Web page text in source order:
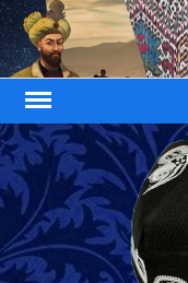
Skip
to
content